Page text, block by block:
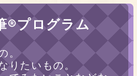
®プログラム
。
りたいもの。